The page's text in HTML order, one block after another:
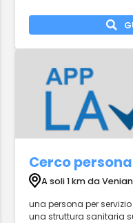
Cerco
A soli 1 km da
una persona per
una struttura sanitaria